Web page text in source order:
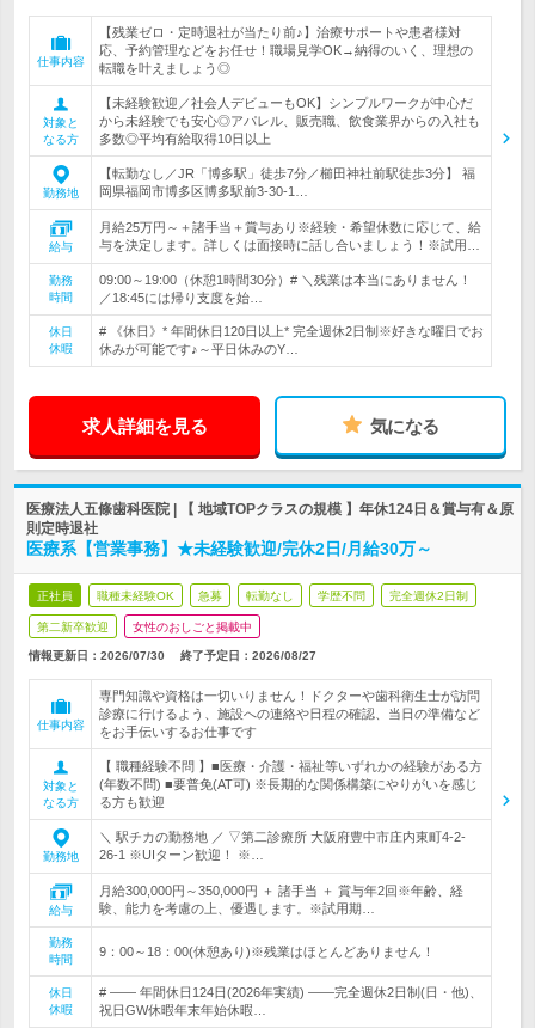
仕事内容
【残業ゼロ・定時退社が当たり前♪】治療サポートや患者様対
応、予約管理などをお任せ！職場見学OK→納得のいく、理想の
転職を叶えましょう◎
対象と
なる方
【未経験歓迎／社会人デビューもOK】シンプルワークが中心だ
から未経験でも安心◎アパレル、販売職、飲食業界からの入社も
多数◎平均有給取得10日以上
勤務地
【転勤なし／JR「博多駅」徒歩7分／櫛田神社前駅徒歩3分】 福
岡県福岡市博多区博多駅前3-30-1…
給与
月給25万円～＋諸手当＋賞与あり※経験・希望休数に応じて、給
与を決定します。詳しくは面接時に話し合いましょう！※試用…
勤務
時間
09:00～19:00（休憩1時間30分）# ＼残業は本当にありません！
／18:45には帰り支度を始…
休日
休暇
# 《休日》* 年間休日120日以上* 完全週休2日制※好きな曜日でお
休みが可能です♪～平日休みのY…
求人詳細を見る 気になる
医療法人五條歯科医院 | 【 地域TOPクラスの規模 】年休124日＆賞与有＆原
則定時退社
医療系【営業事務】★未経験歓迎/完休2日/月給30万～
正社員 職種未経験OK 急募 転勤なし 学歴不問 完全週休2日制
第二新卒歓迎 女性のおしごと掲載中
情報更新日：2026/07/30 終了予定日： 2026/08/27
仕事内容
専門知識や資格は一切いりません！ドクターや歯科衛生士が訪問
診療に行けるよう、施設への連絡や日程の確認、当日の準備など
をお手伝いするお仕事です
対象と
なる方
【 職種経験不問 】■医療・介護・福祉等いずれかの経験がある方
(年数不問) ■要普免(AT可) ※長期的な関係構築にやりがいを感じ
る方も歓迎
勤務地
＼ 駅チカの勤務地 ／ ▽第二診療所 大阪府豊中市庄内東町4-2-
26-1 ※UIターン歓迎！ ※…
給与
月給300,000円～350,000円 ＋ 諸手当 ＋ 賞与年2回※年齢、経
験、能力を考慮の上、優遇します。※試用期…
勤務
時間
9：00～18：00(休憩あり)※残業はほとんどありません！
休日
休暇
# ―― 年間休日124日(2026年実績) ――完全週休2日制(日・他)、
祝日GW休暇年末年始休暇…